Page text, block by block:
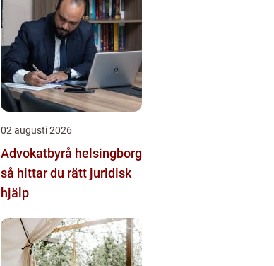
02 augusti 2026
Advokatbyrå helsingborg
så hittar du rätt juridisk
hjälp